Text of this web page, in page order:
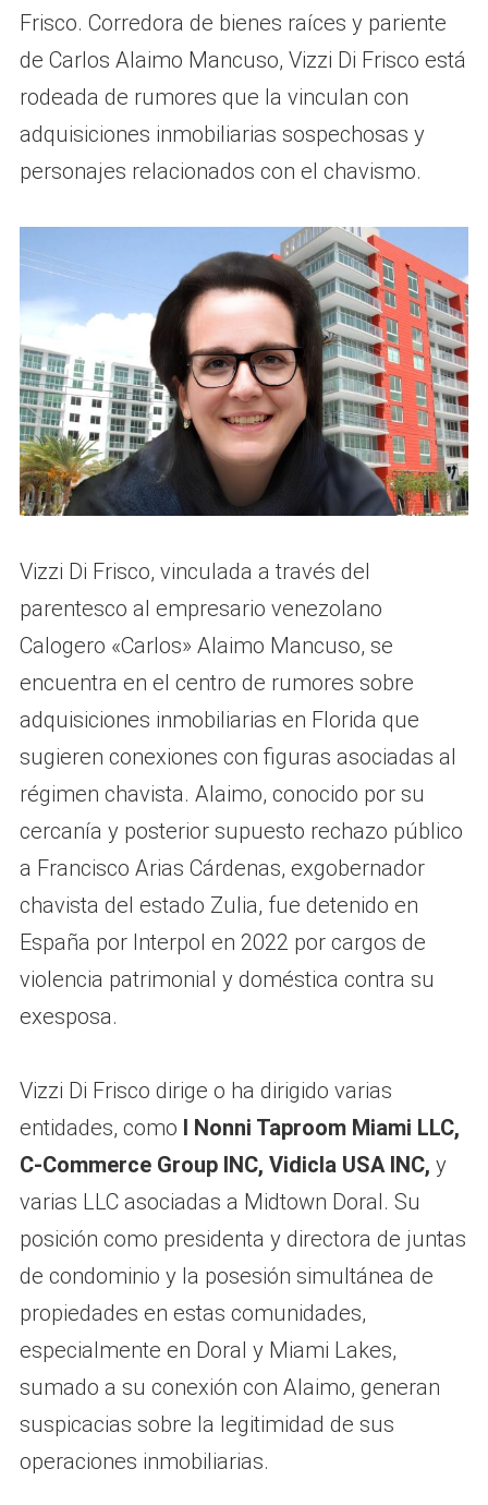
Frisco. Corredora de bienes raíces y pariente
de Carlos Alaimo Mancuso, Vizzi Di Frisco está
rodeada de rumores que la vinculan con
adquisiciones inmobiliarias sospechosas y
personajes relacionados con el chavismo.
Vizzi Di Frisco, vinculada a través del
parentesco al empresario venezolano
Calogero «Carlos» Alaimo Mancuso, se
encuentra en el centro de rumores sobre
adquisiciones inmobiliarias en Florida que
sugieren conexiones con figuras asociadas al
régimen chavista. Alaimo, conocido por su
cercanía y posterior supuesto rechazo público
a Francisco Arias Cárdenas, exgobernador
chavista del estado Zulia, fue detenido en
España por Interpol en 2022 por cargos de
violencia patrimonial y doméstica contra su
exesposa.
Vizzi Di Frisco dirige o ha dirigido varias
entidades, como I Nonni Taproom Miami LLC,
C-Commerce Group INC, Vidicla USA INC, y
varias LLC asociadas a Midtown Doral. Su
posición como presidenta y directora de juntas
de condominio y la posesión simultánea de
propiedades en estas comunidades,
especialmente en Doral y Miami Lakes,
sumado a su conexión con Alaimo, generan
suspicacias sobre la legitimidad de sus
operaciones inmobiliarias.